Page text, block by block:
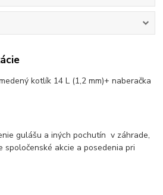
kotlík 14 L (1,2 mm)+ naberačka
gulášu a iných pochutín v záhrade,
spoločenské akcie a posedenia pri